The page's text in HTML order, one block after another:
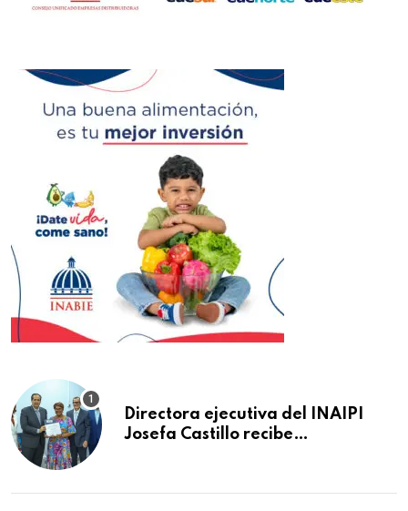
Directora ejecutiva del INAIPI
Josefa Castillo recibe